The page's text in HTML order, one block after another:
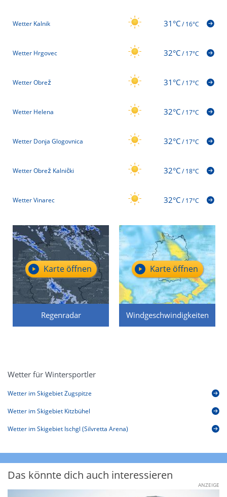
Wetter Kalnik 31°C/16°C
Wetter Hrgovec 32°C/17°C
Wetter Obrež 31°C/17°C
Wetter Helena 32°C/17°C
Wetter Donja Glogovnica 32°C/17°C
Wetter Obrež Kalnički 32°C/18°C
Wetter Vinarec 32°C/17°C
Regenradar
Karte öffnen
Windgeschwindigkeiten
Karte öffnen
Wetter für Wintersportler
Wetter im Skigebiet Zugspitze
Wetter im Skigebiet Kitzbühel
Wetter im Skigebiet Ischgl (Silvretta Arena)
Das könnte dich auch interessieren
ANZEIGE